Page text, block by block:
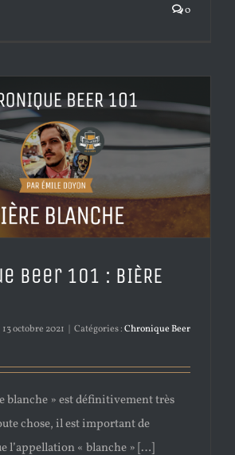
0
Beer 101 : BIÈRE
13 octobre 2021 Catégories :Chronique Beer
blanche » est définitivement très
chose, il est important de
l’appellation « blanche » […]